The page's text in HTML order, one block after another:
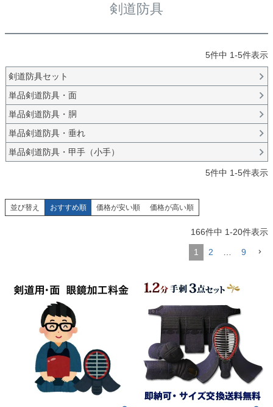
剣道防具
5件中 1-5件表示
剣道防具セット
単品剣道防具・面
単品剣道防具・胴
単品剣道防具・垂れ
単品剣道防具・甲手（小手）
5件中 1-5件表示
並び替え おすすめ順 価格が安い順 価格が高い順
166件中 1-20件表示
1 2 … 9